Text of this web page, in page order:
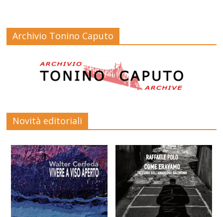
Archivio Tonino Caputo
Novità editoriali